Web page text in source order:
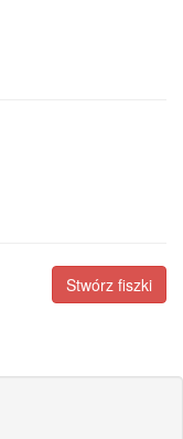
Stwórz fiszki